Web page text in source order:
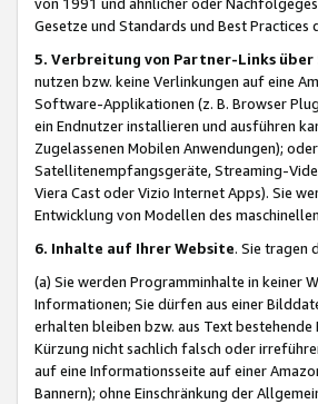
Gesetze und Standards und Best
5. Verbreitung von Partner-Links
nutzen bzw. keine Verlinkungen auf eine
Software-Applikationen (z. B. Browser
ein Endnutzer installieren und ausführen
Zugelassenen Mobilen Anwendungen);
Satellitenempfangsgeräte, Streaming-
Viera Cast oder Vizio Internet Apps). Sie
Entwicklung von Modellen des
6. Inhalte auf Ihrer Website. Sie tragen
(a) Sie werden Programminhalte in keiner
Informationen; Sie dürfen aus einer
erhalten bleiben bzw. aus Text
Kürzung nicht sachlich falsch oder
auf eine Informationsseite auf einer
Bannern); ohne Einschränkung der